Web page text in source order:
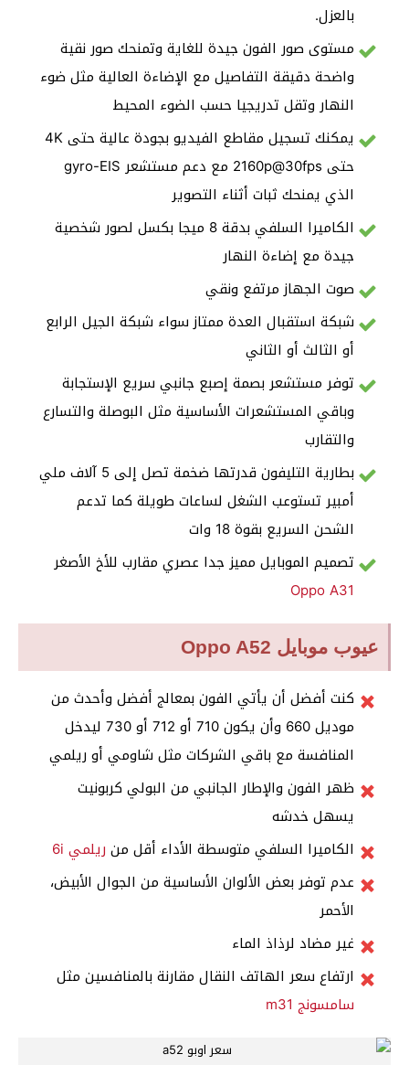
بالعزل.
مستوى صور الفون جيدة للغاية وتمنحك صور نقية
واضحة دقيقة التفاصيل مع الإضاءة العالية مثل ضوء
النهار وتقل تدريجيا حسب الضوء المحيط
يمكنك تسجيل مقاطع الفيديو بجودة عالية حتى 4K
حتى 2160p@30fps مع دعم مستشعر gyro-EIS
الذي يمنحك ثبات أثناء التصوير
الكاميرا السلفي بدقة 8 ميجا بكسل لصور شخصية
جيدة مع إضاءة النهار
صوت الجهاز مرتفع ونقي
شبكة استقبال العدة ممتاز سواء شبكة الجيل الرابع
أو الثالث أو الثاني
توفر مستشعر بصمة إصبع جانبي سريع الإستجابة
وباقي المستشعرات الأساسية مثل البوصلة والتسارع
والتقارب
بطارية التليفون قدرتها ضخمة تصل إلى 5 آلاف ملي
أمبير تستوعب الشغل لساعات طويلة كما تدعم
الشحن السريع بقوة 18 وات
تصميم الموبايل مميز جدا عصري مقارب للأخ الأصغر
Oppo A31
عيوب موبايل Oppo A52
كنت أفضل أن يأتي الفون بمعالج أفضل وأحدث من
موديل 660 وأن يكون 710 أو 712 أو 730 ليدخل
المنافسة مع باقي الشركات مثل شاومي أو ريلمي
ظهر الفون والإطار الجانبي من البولي كربونيت
يسهل خدشه
الكاميرا السلفي متوسطة الأداء أقل من ريلمي 6i
عدم توفر بعض الألوان الأساسية من الجوال الأبيض،
الأحمر
غير مضاد لرذاذ الماء
ارتفاع سعر الهاتف النقال مقارنة بالمنافسين مثل
سامسونج m31